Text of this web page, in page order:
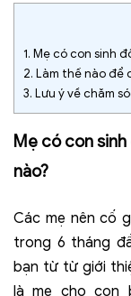
1. Mẹ có con sinh
2. Làm thế nào để
3. Lưu ý về chăm
Mẹ có con
nào?
Các mẹ nên cố
trong 6 tháng
bạn từ từ giới
là mẹ cho con